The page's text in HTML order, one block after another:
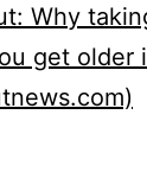
Why
get older